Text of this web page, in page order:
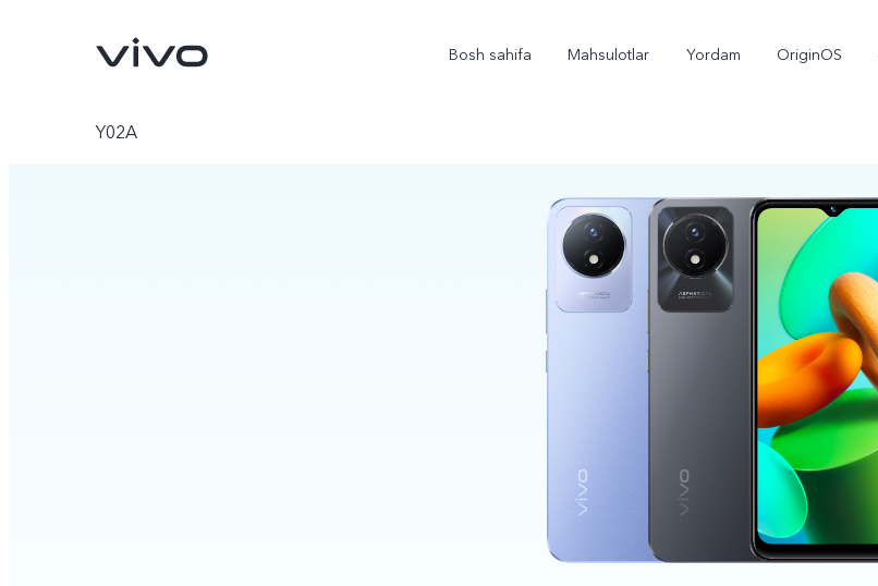
Bosh sahifa Mahsulotlar Yordam OriginOS
Y02A